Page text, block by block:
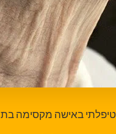
מקסימה בת 75. עדינה ( שם בדוי)